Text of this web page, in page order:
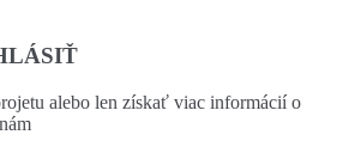
alebo len získať viac informácií o